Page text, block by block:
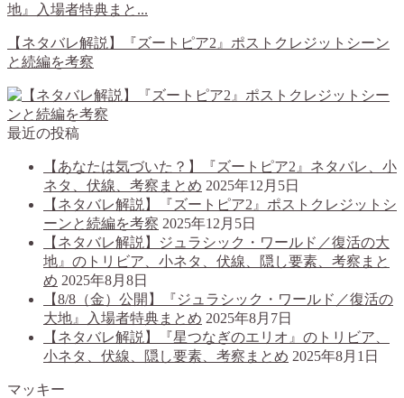
地』入場者特典まと...
【ネタバレ解説】『ズートピア2』ポストクレジットシーン
と続編を考察
最近の投稿
【あなたは気づいた？】『ズートピア2』ネタバレ、小
ネタ、伏線、考察まとめ 2025年12月5日
【ネタバレ解説】『ズートピア2』ポストクレジットシ
ーンと続編を考察 2025年12月5日
【ネタバレ解説】ジュラシック・ワールド／復活の大
地』のトリビア、小ネタ、伏線、隠し要素、考察まと
め 2025年8月8日
【8/8（金）公開】『ジュラシック・ワールド／復活の
大地』入場者特典まとめ 2025年8月7日
【ネタバレ解説】『星つなぎのエリオ』のトリビア、
小ネタ、伏線、隠し要素、考察まとめ 2025年8月1日
マッキー